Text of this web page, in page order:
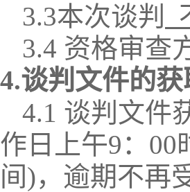
3.3本次谈判
3.4 资格审查
4.谈判文件的获
4.1 谈判文件
作日上午9：00
间)，逾期不再